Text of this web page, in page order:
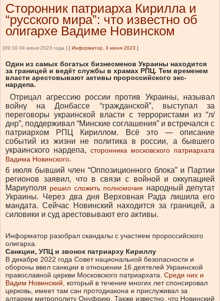
Сторонник патриарха Кирилла и
“русского мира”: что известно об
олигархе Вадиме Новинском
[09:10 04 июня 2023 года ] [ Информатор, 3 июня 2023 ]
Один из самых богатых бизнесменов Украины находится
за границей и ведёт службы в храмах РПЦ. Тем временем
власти арестовывают активы пророссийского экс-
нардепа.
Отрицал агрессию россии против Украины, называл
войну на Донбассе “гражданской”, выступал за
переговоры украинской власти с террористами из “л/
днр”, поддерживал “Минские соглашения” и встречался с
патриархом РПЦ Кириллом. Всё это — описание
событий из жизни не политика в россии, а бывшего
украинского нардепа, сторонника московского патриархата
Вадима Новинского.
6 июля бывший член “Оппозиционного блока” и Партии
регионов заявил, что в связи с войной и оккупацией
Мариуполя решил сложить полномочия народный депутат
Украины. Через два дня Верховная Рада лишила его
мандата. Сейчас Новинский находится за границей, а
силовики и суд арестовывают его активы.
Информатор разобрал скандалы с участием пророссийского
олигарха.
Санкции, УПЦ и звонок патриарху Кириллу
В декабре 2022 года Совет национальной безопасности и
обороны ввел санкции в отношении 16 деятелей Украинской
православной церкви Московского патриархата. Среди них и
Вадим Новинский, который в течение многих лет спонсировал
церковь, имеет там сан протодиакона и прислуживал за
алтарем митрополиту Онуфрию. Также известно, что Новинский